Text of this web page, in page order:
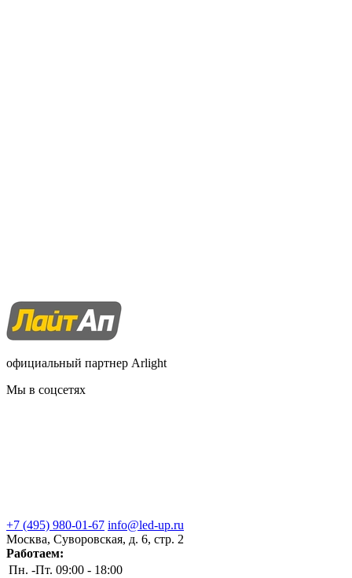
официальный партнер Arlight
Мы в соцсетях
+7 (495) 980-01-67 info@led-up.ru
Москва, Суворовская, д. 6, стр. 2
Работаем:
Пн. -Пт. 09:00 - 18:00